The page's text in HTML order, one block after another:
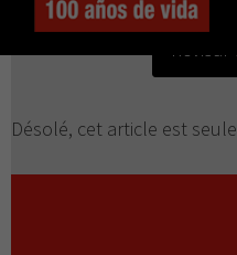
Désolé, cet article est